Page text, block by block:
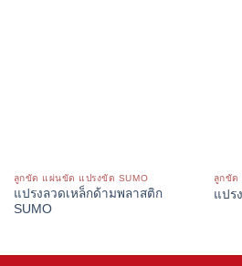
ลูกขัด แผ่นขัด แปรงขัด SUMO
แปรงลวดเหล็กด้ามพลาสติก
SUMO
ลูกขัด
แปร